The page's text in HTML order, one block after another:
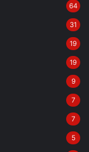
64
31
19
19
9
7
7
5